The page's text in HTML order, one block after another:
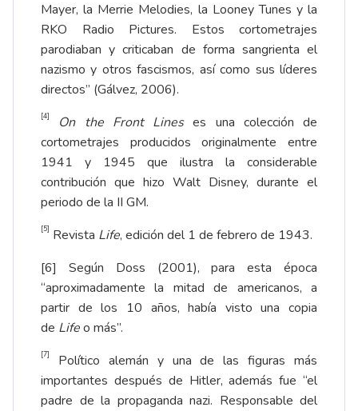
Mayer, la Merrie Melodies, la Looney Tunes y la
RKO Radio Pictures. Estos cortometrajes
parodiaban y criticaban de forma sangrienta el
nazismo y otros fascismos, así como sus líderes
directos” (Gálvez, 2006).
[4] On the Front Lineses una colección de
cortometrajes producidos originalmente entre
1941 y 1945 que ilustra la considerable
contribución que hizo Walt Disney, durante el
periodo de la II GM.
[5] Revista Life, edición del 1 de febrero de 1943.
[6] Según Doss (2001), para esta época
“aproximadamente la mitad de americanos, a
partir de los 10 años, había visto una copia
de Lifeo más”.
[7]
Político alemán y una de las figuras más
importantes después de Hitler, además fue “el
padre de la propaganda nazi. Responsable del